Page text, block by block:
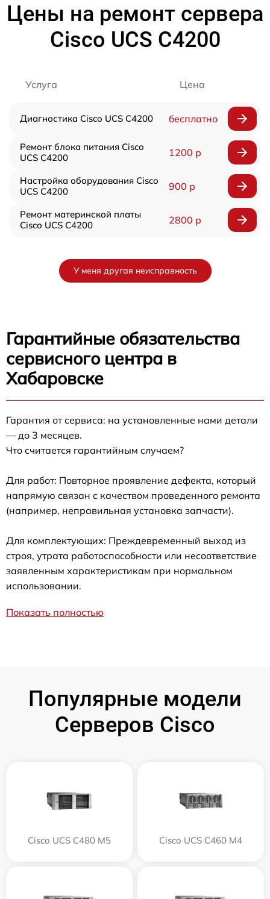
Цены на ремонт сервера
Cisco UCS C4200
Услуга Цена
Диагностика Cisco UCS C4200 бесплатно
Ремонт блока питания Cisco
UCS C4200
1200 р
Настройка оборудования Cisco
UCS C4200
900 р
Ремонт материнской платы
Cisco UCS C4200
2800 р
У меня другая неисправность
Гарантийные обязательства
сервисного центра в
Хабаровске
Гарантия от сервиса: на установленные нами детали
— до 3 месяцев.
Что считается гарантийным случаем?
Для работ: Повторное проявление дефекта, который
напрямую связан с качеством проведенного ремонта
(например, неправильная установка запчасти).
Для комплектующих: Преждевременный выход из
строя, утрата работоспособности или несоответствие
заявленным характеристикам при нормальном
использовании.
Показать полностью
Популярные модели
Серверов Cisco
Cisco UCS C480 M5 Cisco UCS C460 M4